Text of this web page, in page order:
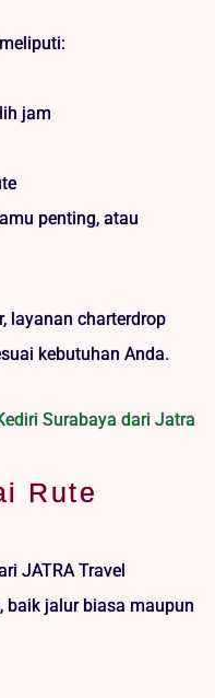
jam
penting, atau
layanan charterdrop
kebutuhan Anda.
Surabaya dari Jatra
Rute
JATRA Travel
baik jalur biasa maupun